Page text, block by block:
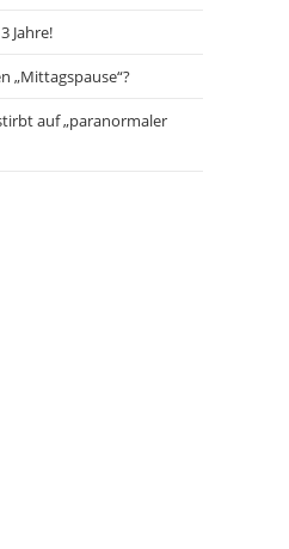
Jahre!
„Mittagspause“?
auf „paranormaler